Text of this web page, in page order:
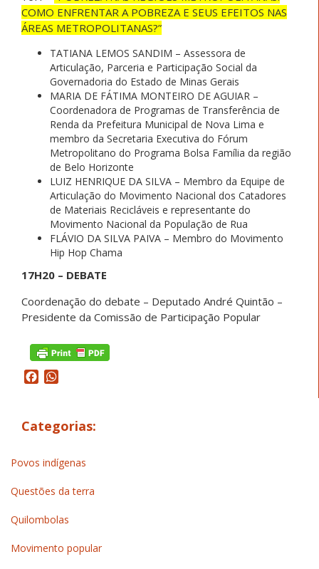
COMO ENFRENTAR A POBREZA E SEUS EFEITOS NAS
ÁREAS METROPOLITANAS?”
TATIANA LEMOS SANDIM – Assessora de
Articulação, Parceria e Participação Social da
Governadoria do Estado de Minas Gerais
MARIA DE FÁTIMA MONTEIRO DE AGUIAR –
Coordenadora de Programas de Transferência de
Renda da Prefeitura Municipal de Nova Lima e
membro da Secretaria Executiva do Fórum
Metropolitano do Programa Bolsa Família da região
de Belo Horizonte
LUIZ HENRIQUE DA SILVA – Membro da Equipe de
Articulação do Movimento Nacional dos Catadores
de Materiais Recicláveis e representante do
Movimento Nacional da População de Rua
FLÁVIO DA SILVA PAIVA – Membro do Movimento
Hip Hop Chama
17H20 – DEBATE
Coordenação do debate – Deputado André Quintão –
Presidente da Comissão de Participação Popular
Facebook
Categorias:
Povos indígenas
Questões da terra
Quilombolas
Movimento popular